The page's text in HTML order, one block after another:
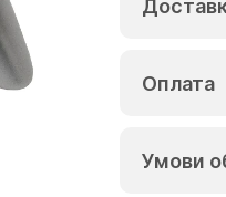
Оплата
Умови